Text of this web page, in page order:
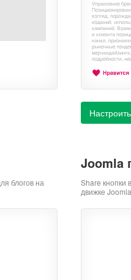
Настроить
блогов на
Joomla
Share кнопки
движке Joomla